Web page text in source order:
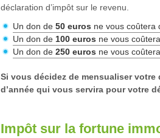
déclaration d’impôt sur le revenu.
Un don de 50 euros ne vous coûtera
Un don de 100 euros ne vous
Un don de 250 euros ne vous
Si vous décidez de mensualiser
d’année qui vous servira pour votre
Impôt sur la fortune